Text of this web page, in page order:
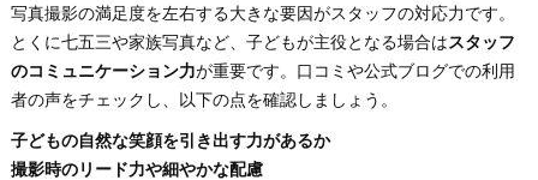
写真撮影の満足度を左右する大きな要因がスタッフの対応力です。
とくに七五三や家族写真など、子どもが主役となる場合は スタッフ
のコミュニケーション力が重要です。口コミや公式ブログでの利用
者の声をチェックし、以下の点を確認しましょう。
子どもの自然な笑顔を引き出す力があるか
撮影時のリード力や細やかな配慮